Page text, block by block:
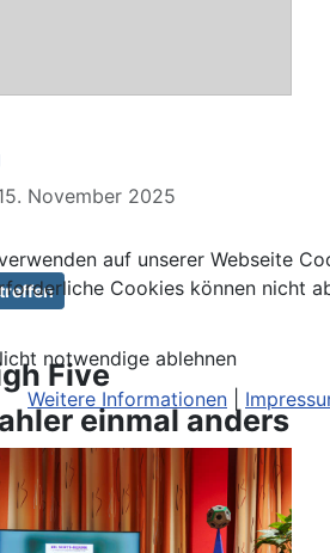
November 2025
Five
einmal anders
auf unserer Webseite
Cookies können nicht
notwendige ablehnen
Weitere Informationen